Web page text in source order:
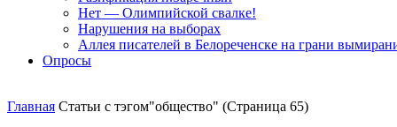
Нет — Олимпийской свалке!
Нарушения на выборах
Аллея писателей в Белореченске на грани
Опросы
Главная Статьи с тэгом"общество" (Страница 65)